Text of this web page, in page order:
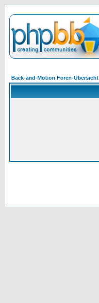
Back-and-Motion Foren-Übersicht